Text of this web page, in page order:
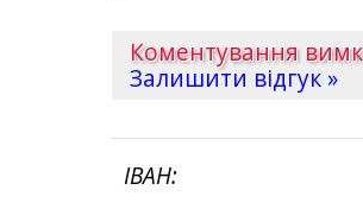
Коментування
Залишити відгук »
ІВАН